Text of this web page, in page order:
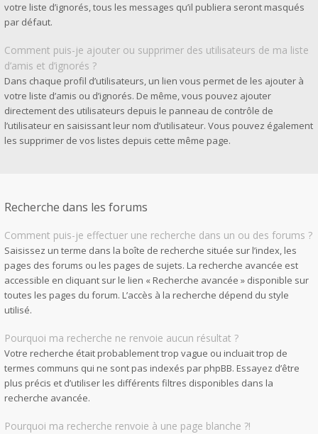
votre liste d’ignorés, tous les messages qu’il publiera seront masqués
par défaut.
Comment puis-je ajouter ou supprimer des utilisateurs de ma liste
d’amis et d’ignorés ?
Dans chaque profil d’utilisateurs, un lien vous permet de les ajouter à
votre liste d’amis ou d’ignorés. De même, vous pouvez ajouter
directement des utilisateurs depuis le panneau de contrôle de
l’utilisateur en saisissant leur nom d’utilisateur. Vous pouvez également
les supprimer de vos listes depuis cette même page.
Recherche dans les forums
Comment puis-je effectuer une recherche dans un ou des forums ?
Saisissez un terme dans la boîte de recherche située sur l’index, les
pages des forums ou les pages de sujets. La recherche avancée est
accessible en cliquant sur le lien « Recherche avancée » disponible sur
toutes les pages du forum. L’accès à la recherche dépend du style
utilisé.
Pourquoi ma recherche ne renvoie aucun résultat ?
Votre recherche était probablement trop vague ou incluait trop de
termes communs qui ne sont pas indexés par phpBB. Essayez d’être
plus précis et d’utiliser les différents filtres disponibles dans la
recherche avancée.
Pourquoi ma recherche renvoie à une page blanche ?!